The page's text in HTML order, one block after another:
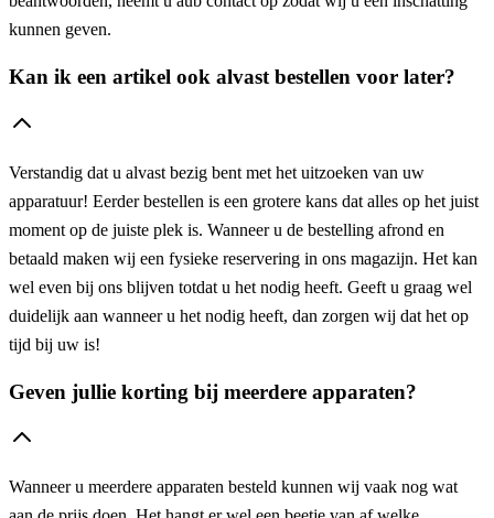
kunnen geven.
Kan ik een artikel ook alvast bestellen voor later?
Verstandig dat u alvast bezig bent met het uitzoeken van uw
apparatuur! Eerder bestellen is een grotere kans dat alles op het juist
moment op de juiste plek is. Wanneer u de bestelling afrond en
betaald maken wij een fysieke reservering in ons magazijn. Het kan
wel even bij ons blijven totdat u het nodig heeft. Geeft u graag wel
duidelijk aan wanneer u het nodig heeft, dan zorgen wij dat het op
tijd bij uw is!
Geven jullie korting bij meerdere apparaten?
Wanneer u meerdere apparaten besteld kunnen wij vaak nog wat